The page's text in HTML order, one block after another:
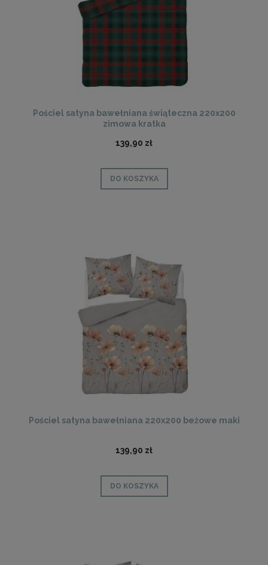
Pościel satyna bawełniana świąteczna 220x200
zimowa kratka
139,90 zł
DO KOSZYKA
Pościel satyna bawełniana 220x200 beżowe maki
139,90 zł
DO KOSZYKA